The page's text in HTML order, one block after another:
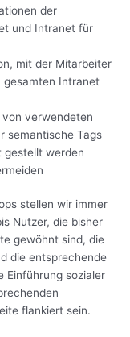
der
und Intranet für
mit der Mitarbeiter
gesamten Intranet
verwendeten
semantische Tags
gestellt werden
stellen wir immer
Nutzer, die bisher
gewöhnt sind, die
die entsprechende
Einführung sozialer
flankiert sein.